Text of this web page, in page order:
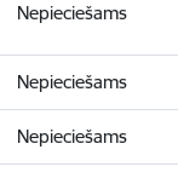
Nepieciešams
Nepieciešams
Nepieciešams